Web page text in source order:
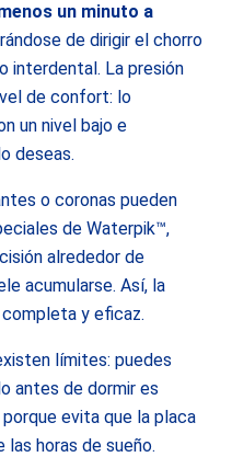
un minuto a
de dirigir el chorro
interdental. La presión
de confort: lo
un nivel bajo e
deseas.
o coronas pueden
de Waterpik™,
alrededor de
acumularse. Así, la
y eficaz.
límites: puedes
antes de dormir es
evita que la placa
horas de sueño.